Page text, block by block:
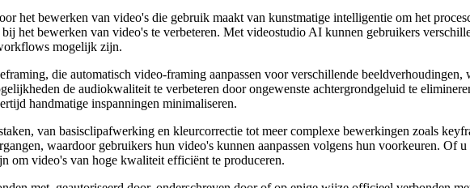
het bewerken van video's die gebruik maakt van kunstmatige intelligentie om het
het bewerken van video's te verbeteren. Met videostudio AI kunnen gebruikers
mogelijk zijn.
die automatisch video-framing aanpassen voor verschillende
de audiokwaliteit te verbeteren door ongewenste achtergrondgeluid te
handmatige inspanningen minimaliseren.
van basisclipafwerking en kleurcorrectie tot meer complexe bewerkingen zoals
waardoor gebruikers hun video's kunnen aanpassen volgens hun voorkeuren. Of
om video's van hoge kwaliteit efficiënt te produceren.